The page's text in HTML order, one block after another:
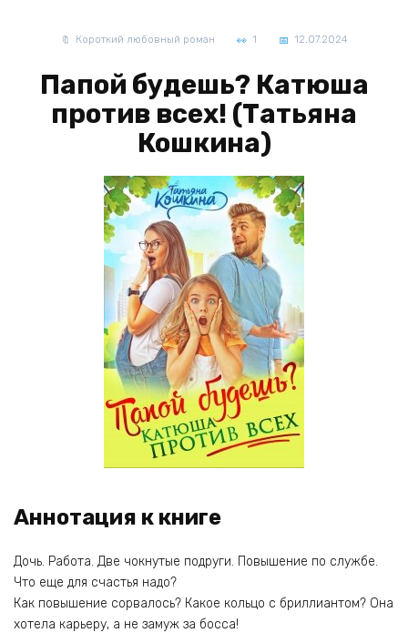
Короткий любовный роман 1 12.07.2024
Папой будешь? Катюша
против всех! (Татьяна
Кошкина)
Аннотация к книге
Дочь. Работа. Две чокнутые подруги. Повышение по службе.
Что еще для счастья надо?
Как повышение сорвалось? Какое кольцо с бриллиантом? Она
хотела карьеру, а не замуж за босса!